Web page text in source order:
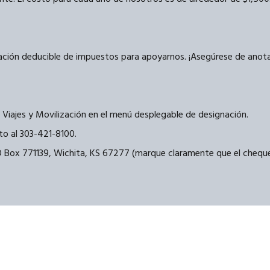
deducible de impuestos para apoyarnos. ¡Asegúrese de
Viajes y Movilización en el menú desplegable de designación.
al 303-421-8100.
771139, Wichita, KS 67277 (marque claramente que el